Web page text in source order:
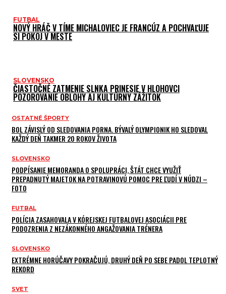
FUTBAL
NOVÝ HRÁČ V TÍME MICHALOVIEC JE FRANCÚZ A POCHVAĽUJE
SI POKOJ V MESTE
SLOVENSKO
ČIASTOČNÉ ZATMENIE SLNKA PRINESIE V HLOHOVCI
POZOROVANIE OBLOHY AJ KULTÚRNY ZÁŽITOK
OSTATNÉ ŠPORTY
BOL ZÁVISLÝ OD SLEDOVANIA PORNA. BÝVALÝ OLYMPIONIK HO SLEDOVAL
KAŽDÝ DEŇ TAKMER 20 ROKOV ŽIVOTA
SLOVENSKO
PODPÍSANIE MEMORANDA O SPOLUPRÁCI, ŠTÁT CHCE VYUŽIŤ
PREPADNUTÝ MAJETOK NA POTRAVINOVÚ POMOC PRE ĽUDÍ V NÚDZI –
FOTO
FUTBAL
POLÍCIA ZASAHOVALA V KÓREJSKEJ FUTBALOVEJ ASOCIÁCII PRE
PODOZRENIA Z NEZÁKONNÉHO ANGAŽOVANIA TRÉNERA
SLOVENSKO
EXTRÉMNE HORÚČAVY POKRAČUJÚ, DRUHÝ DEŇ PO SEBE PADOL TEPLOTNÝ
REKORD
SVET